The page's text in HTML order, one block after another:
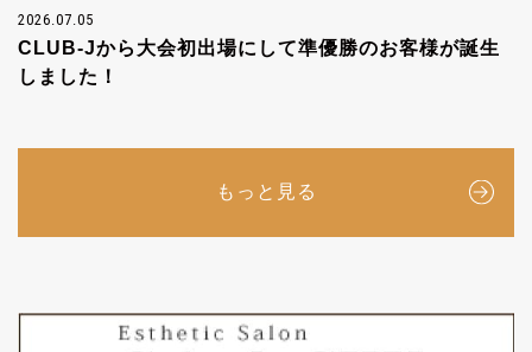
2026.07.05
CLUB-Jから大会初出場にして準優勝のお客様が誕生
しました！
もっと見る